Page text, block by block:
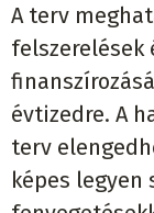
A terv
évtizedre. A
terv
képes legyen